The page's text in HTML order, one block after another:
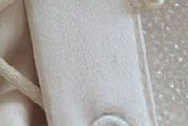
de Rodilla
Cerrada con Bandas
al